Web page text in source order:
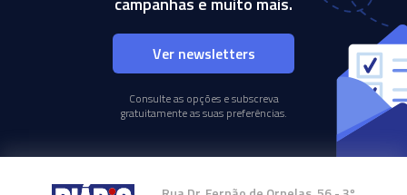
Ver newsletters
Consulte as opções e subscreva
gratuitamente as suas preferências.